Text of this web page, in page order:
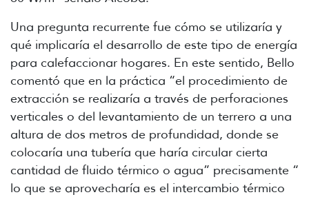
Una pregunta recurrente fue cómo se utilizaría y
qué implicaría el desarrollo de este tipo de energía
para calefaccionar hogares. En este sentido, Bello
comentó que en la práctica “el procedimiento de
extracción se realizaría a través de perforaciones
verticales o del levantamiento de un terrero a una
altura de dos metros de profundidad, donde se
colocaría una tubería que haría circular cierta
cantidad de fluido térmico o agua” precisamente “
lo que se aprovecharía es el intercambio térmico